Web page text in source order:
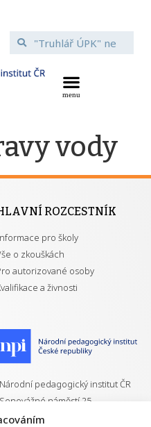
vody
ROZCESTNÍK
pro školy
o zkouškách
autorizované osoby
a živnosti
Národní pedagogický institut ČR
Senovážné náměstí 25
110 00 Praha 1